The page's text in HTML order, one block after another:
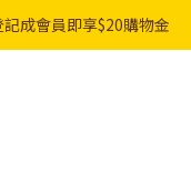
費順豐智能櫃｜$450免費
記成會員即享$20購物金